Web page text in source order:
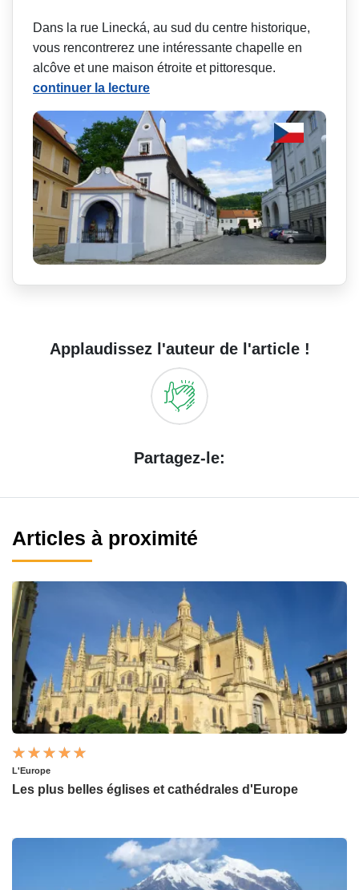
Dans la rue Linecká, au sud du centre historique,
vous rencontrerez une intéressante chapelle en
alcôve et une maison étroite et pittoresque.
continuer la lecture
Applaudissez l'auteur de l'article !
Partagez-le:
Articles à proximité
L'Europe
Les plus belles églises et cathédrales d'Europe